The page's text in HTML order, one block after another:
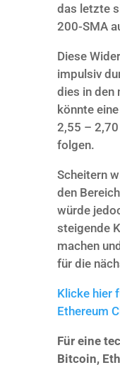
das letzte
200-SMA
Diese
impulsiv
dies in den
könnte
2,55 –
folgen.
Scheitern
den
würde
steigende
machen
für die
Klicke hier
Ethereum
Für eine
Bitcoin,